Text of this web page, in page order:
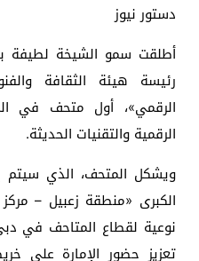
دستور نيوز
أطلقت سمو الشيخة لطيفة
رئيسة هيئة الثقافة
الرقمي»، أول متحف في
الرقمية والتقنيات الحديثة.
ويشكل المتحف، الذي
الكبرى «منطقة زعبيل –
نوعية لقطاع المتاحف في
تعزيز حضور الإمارة على